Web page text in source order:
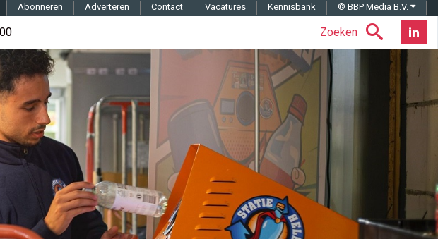
Zoeken
Abonneren Adverteren Contact Vacatures Kennisbank © BBP Media B.V.